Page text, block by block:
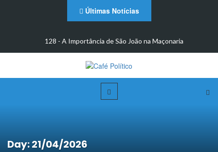
Últimas Notícias
128 - A Importância de São João na Maçonaria
Day: 21/04/2026